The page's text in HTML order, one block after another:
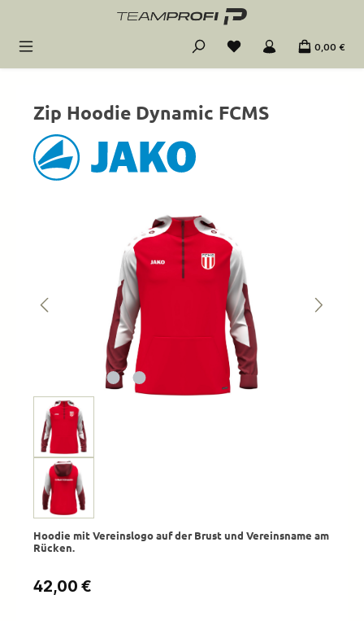
Zum Hauptinhalt springen
0,00 €
Zip Hoodie Dynamic FCMS
Bildergalerie überspringen
Hoodie mit Vereinslogo auf der Brust und Vereinsname am
Rücken.
Regulärer Preis:
42,00 €